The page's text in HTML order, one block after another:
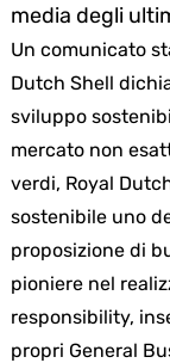
media degli
Un comunicato
Dutch Shell
sviluppo
mercato non
verdi, Royal
sostenibile uno
proposizione di
pioniere nel
responsibility,
propri General